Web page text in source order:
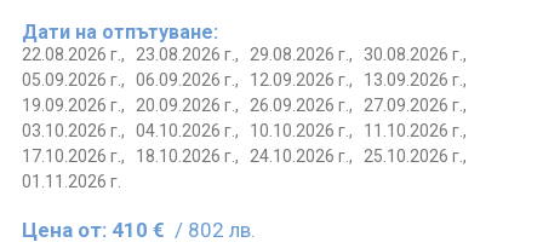
Дати на отпътуване:
22.08.2026 г., 23.08.2026 г., 29.08.2026 г., 30.08.2026 г.,
05.09.2026 г., 06.09.2026 г., 12.09.2026 г., 13.09.2026 г.,
19.09.2026 г., 20.09.2026 г., 26.09.2026 г., 27.09.2026 г.,
03.10.2026 г., 04.10.2026 г., 10.10.2026 г., 11.10.2026 г.,
17.10.2026 г., 18.10.2026 г., 24.10.2026 г., 25.10.2026 г.,
01.11.2026 г.
Цена от: 410 € / 802 лв.